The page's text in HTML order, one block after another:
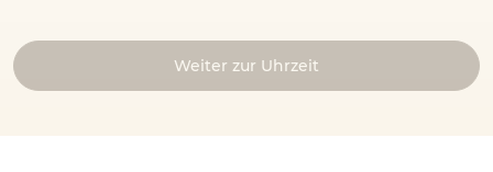
Weiter zur Uhrzeit